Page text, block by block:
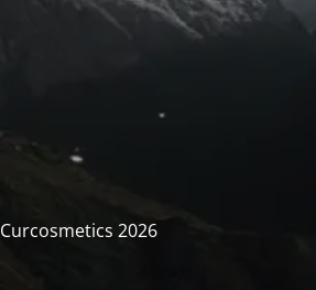
2026